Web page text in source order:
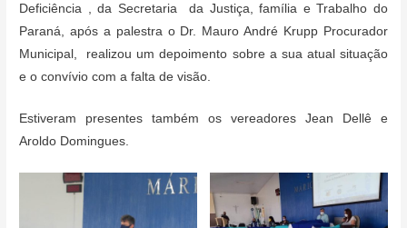
Deficiência , da Secretaria da Justiça, família e Trabalho do
Paraná, após a palestra o Dr. Mauro André Krupp Procurador
Municipal, realizou um depoimento sobre a sua atual situação
e o convívio com a falta de visão.
Estiveram presentes também os vereadores Jean Dellê e
Aroldo Domingues.